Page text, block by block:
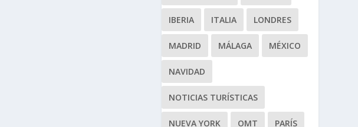
IBERIA ITALIA LONDRES
MADRID MÁLAGA MÉXICO
NAVIDAD
NOTICIAS TURÍSTICAS
NUEVA YORK OMT PARÍS